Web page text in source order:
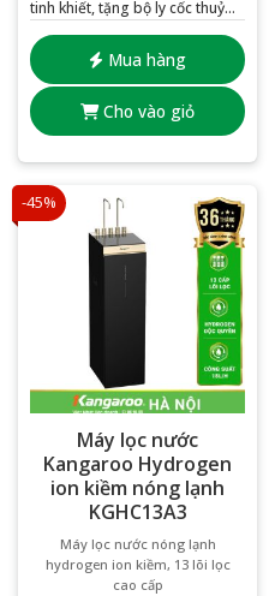
Mua hàng
Cho vào giỏ
tinh khiết, tặng bộ ly cốc thuỷ
tinh 6 chiếc
-45%
Máy lọc nước
Kangaroo Hydrogen
ion kiềm nóng lạnh
KGHC13A3
Máy lọc nước nóng lạnh
hydrogen ion kiềm, 13 lõi lọc
cao cấp